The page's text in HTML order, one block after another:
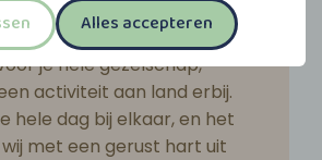
Alles accepteren
je hele gezelschap,
activiteit aan land erbij.
hele dag bij elkaar, en het
met een gerust hart uit